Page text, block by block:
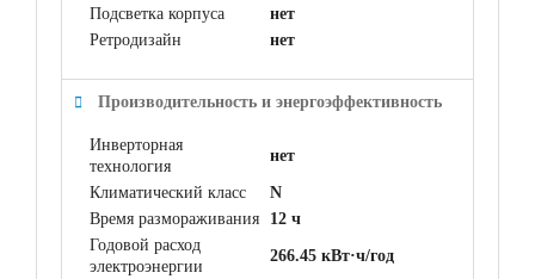
Подсветка корпуса
нет
Ретродизайн
нет
Производительность и энергоэффективность
Инверторная
технология
нет
Климатический класс
N
Время размораживания
12 ч
Годовой расход
электроэнергии
266.45 кВт·ч/год